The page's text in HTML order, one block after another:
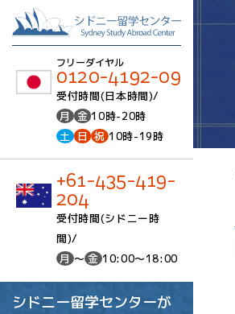
フリーダイヤル
0120-4192-09
受付時間(日本時間)/
月
金 10時-20時
土
日 祝 10時-19時
+61-435-419-
204
受付時間(シドニー時
間)/
月 ～ 金 10:00～18:00
シドニー留学センターが